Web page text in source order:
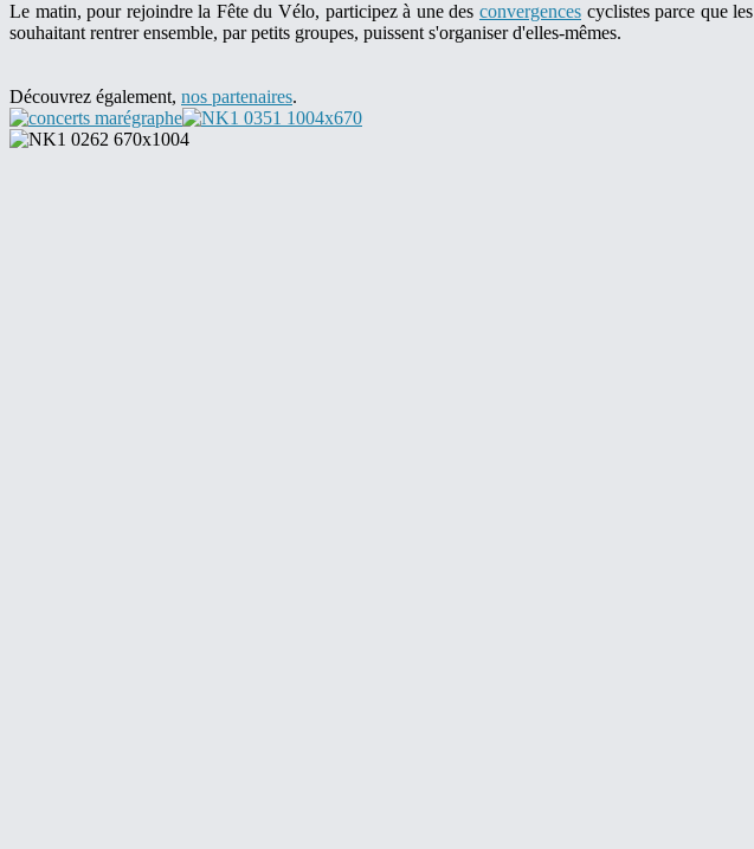
Le matin, pour rejoindre la Fête du Vélo, participez à une des convergences cyclistes parce que
souhaitant rentrer ensemble, par petits groupes, puissent s'organiser d'elles-mêmes.
Découvrez également, nos partenaires.